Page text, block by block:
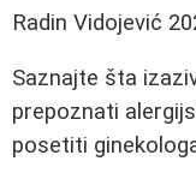
Radin Vidojević
Saznajte šta
prepoznati
posetiti